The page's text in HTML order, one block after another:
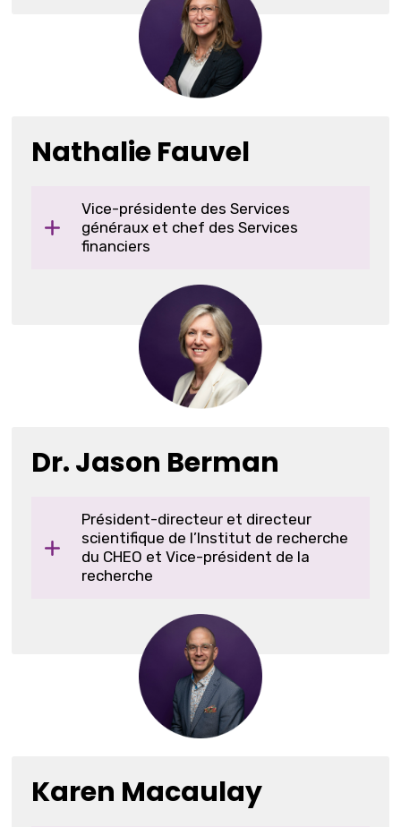
Nathalie Fauvel
Vice-présidente des Services
généraux et chef des Services
financiers
Dr. Jason Berman
Président-directeur et directeur
scientifique de l’Institut de recherche
du CHEO et Vice-président de la
recherche
Karen Macaulay